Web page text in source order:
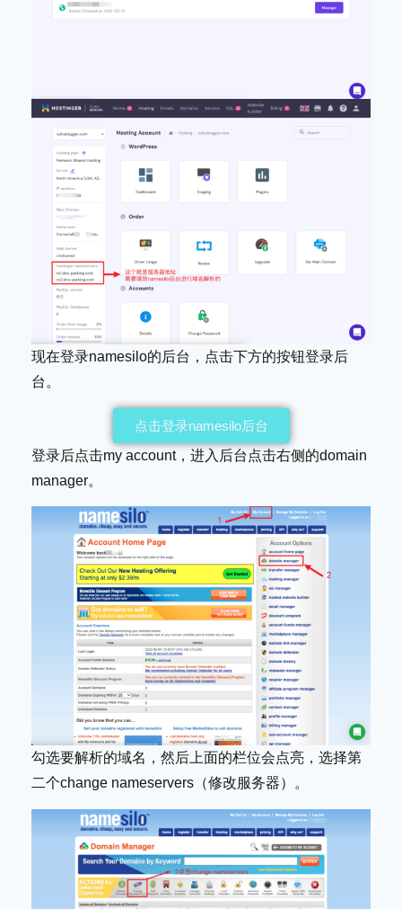
现在登录namesilo的后台，点击下方的按钮登录后
台。
点击登录namesilo后台
登录后点击my account，进入后台点击右侧的domain
manager。
勾选要解析的域名，然后上面的栏位会点亮，选择第
二个change nameservers（修改服务器）。